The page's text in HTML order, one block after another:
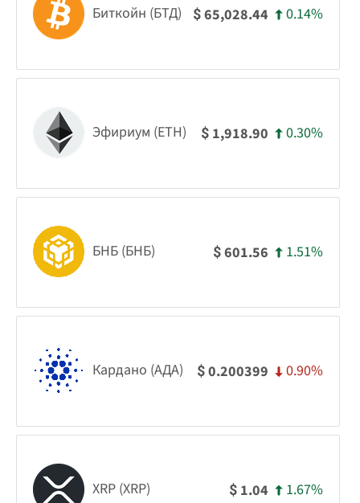
Биткойн (БТД) $65,028.44 0.14%
Эфириум (ETH) $ 1,918.90 0.30%
БНБ (БНБ) $601.56 1.51%
Кардано (АДА) $0.200399 0.90%
XRP (XRP) $ 1.04 1.67%